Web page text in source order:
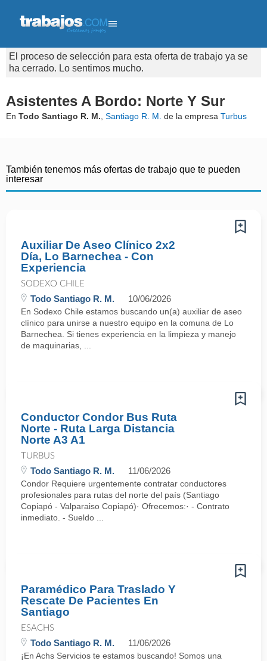
El proceso de selección para esta oferta de trabajo ya se
ha cerrado. Lo sentimos mucho.
Asistentes A Bordo: Norte Y Sur
En Todo Santiago R. M. Santiago R. M. de la empresa Turbus
También tenemos más ofertas de trabajo que te pueden
interesar
Auxiliar De Aseo Clínico 2x2
Día, Lo Barnechea - Con
Experiencia
SODEXO CHILE
Todo Santiago R. M. 10/06/2026
En Sodexo Chile estamos buscando un(a) auxiliar de aseo
clínico para unirse a nuestro equipo en la comuna de Lo
Barnechea. Si tienes experiencia en la limpieza y manejo
de maquinarias, ...
Conductor Condor Bus Ruta
Norte - Ruta Larga Distancia
Norte A3 A1
TURBUS
Todo Santiago R. M. 11/06/2026
Condor Requiere urgentemente contratar conductores
profesionales para rutas del norte del país (Santiago
Copiapó - Valparaiso Copiapó)· Ofrecemos:· - Contrato
inmediato. - Sueldo ...
Paramédico Para Traslado Y
Rescate De Pacientes En
Santiago
ESACHS
Todo Santiago R. M. 11/06/2026
¡En Achs Servicios te estamos buscando! Somos una